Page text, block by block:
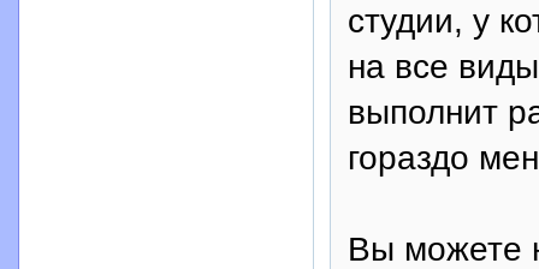
студии, у
на все
выполнит
гораздо
Вы можете